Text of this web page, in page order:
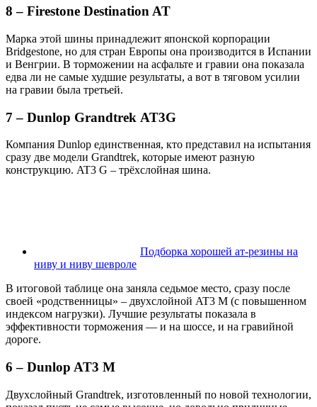
8 – Firestone Destination AT
Марка этой шины принадлежит японской корпорации
Bridgestone, но для стран Европы она производится в Испании
и Венгрии. В торможении на асфальте и гравии она показала
едва ли не самые худшие результаты, а вот в тяговом усилии
на гравии была третьей.
7 – Dunlop Grandtrek AT3G
Компания Dunlop единственная, кто представил на испытания
сразу две модели Grandtrek, которые имеют разную
конструкцию. AT3 G – трёхслойная шина.
Подборка хорошей ат-резины на
ниву и ниву шевроле
В итоговой таблице она заняла седьмое место, сразу после
своей «родственницы» – двухслойной AT3 M (с повышенном
индексом нагрузки). Лучшие результаты показала в
эффективности торможения — и на шоссе, и на гравийной
дороге.
6 – Dunlop AT3 M
Двухслойный Grandtrek, изготовленный по новой технологии,